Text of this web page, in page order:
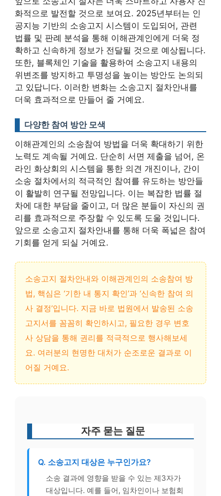
화적으로 발전할 것으로 보여요. 2025년부터는 인
공지능 기반의 소송고지 시스템이 도입되어, 관련
법률 및 판례 분석을 통해 이해관계인에게 더욱 정
확하고 신속하게 정보가 전달될 것으로 예상됩니다.
또한, 블록체인 기술을 활용하여 소송고지 내용의
위변조를 방지하고 투명성을 높이는 방안도 논의되
고 있답니다. 이러한 변화는 소송고지 절차안내를
더욱 효과적으로 만들어 줄 거예요.
다양한 참여 방안 모색
이해관계인의 소송참여 방법을 더욱 확대하기 위한
노력도 계속될 거예요. 단순히 서면 제출을 넘어, 온
라인 화상회의 시스템을 통한 의견 개진이나, 간이
소송 절차에서의 적극적인 참여를 유도하는 방안들
이 활발히 연구될 전망입니다. 이는 복잡한 법률 절
차에 대한 부담을 줄이고, 더 많은 분들이 자신의 권
리를 효과적으로 주장할 수 있도록 도울 것입니다.
앞으로 소송고지 절차안내를 통해 더욱 폭넓은 참여
기회를 얻게 되실 거예요.
소송고지 절차안내와 이해관계인의 소송참여 방
법, 핵심은 ‘기한 내 통지 확인’과 ‘신속한 참여 의
사 결정’입니다. 지금 바로 법원에서 발송된 소송
고지서를 꼼꼼히 확인하시고, 필요한 경우 변호
사 상담을 통해 권리를 적극적으로 행사해보세
요. 여러분의 현명한 대처가 순조로운 결과로 이
어질 거예요.
자주 묻는 질문
Q. 소송고지 대상은 누구인가요?
소송 결과에 영향을 받을 수 있는 제3자가
대상입니다. 예를 들어, 임차인이나 보험회